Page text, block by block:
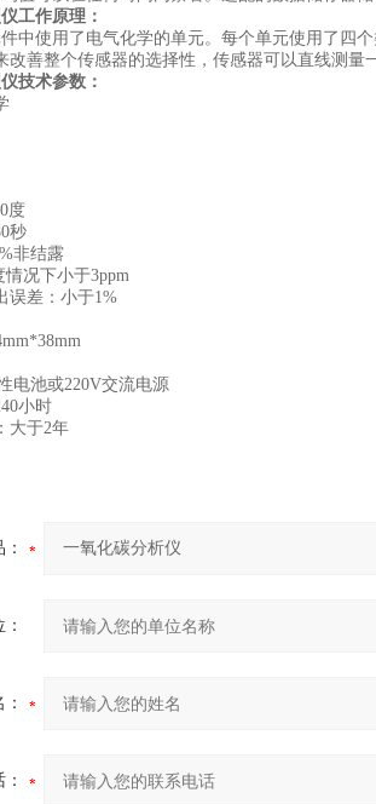
工作原理：
中使用了电气化学的单元。每个单元使用了四
改善整个传感器的选择性，传感器可以直线测量
技术参数：
度
秒
非结露
况下小于3ppm
误差：小于1%
电池或220V交流电源
小时
大于2年